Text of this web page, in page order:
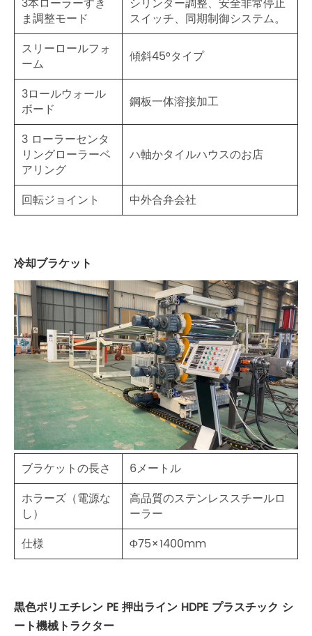
3本ローラーすき
ま調整モード
シリンダー調整、安全非常停止
スイッチ、同期制御システム。
スリーロールフォ
ーム
傾斜45°タイプ
3ロールウォール
ボード
鋼板一体溶接加工
3 ローラーセンタ
リングローラーベ
アリング
ハ軸かタイルハウスのお店
回転ジョイント 中外合弁会社
冷却ブラケット
ブラケットの長さ
6メートル
ホラーズ（電源な
し）
高品質のステンレススチールロ
ーラー
仕様
Φ75×1400mm
黒色ポリエチレン PE 押出ライン HDPE プラスチック シ
ート機械トラクター